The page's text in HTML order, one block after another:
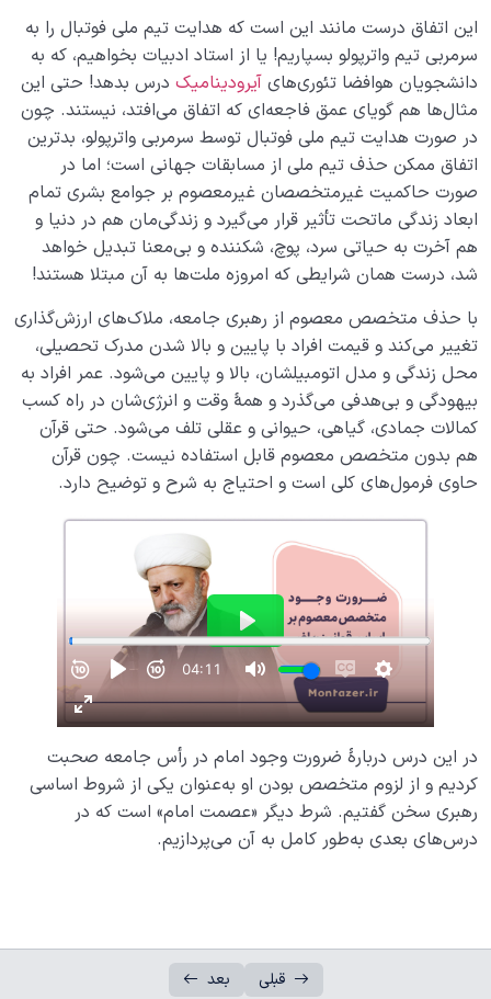
این اتفاق درست مانند این است که هدایت تیم ملی فوتبال را به
سرمربی تیم واترپولو بسپاریم! یا از استاد ادبیات بخواهیم، که به
دانشجویان هوافضا تئوری‌های آیرودینامیک درس بدهد! حتی این
مثال‌ها هم گویای عمق فاجعه‌ای که اتفاق می‌افتد، نیستند. چون
در صورت هدایت تیم ملی فوتبال توسط سرمربی واترپولو، بدترین
اتفاق ممکن حذف تیم ملی از مسابقات جهانی است؛ اما در
صورت حاکمیت غیرمتخصصان غیرمعصوم بر جوامع بشری تمام
ابعاد زندگی ماتحت تأثیر قرار می‌گیرد و زندگی‌مان هم در دنیا و
هم آخرت به حیاتی سرد، پوچ، شکننده و بی‌معنا تبدیل خواهد
شد، درست همان شرایطی که امروزه ملت‌ها به آن مبتلا هستند!
با حذف متخصص معصوم از رهبری جامعه، ملاک‌های ارزش‌گذاری
تغییر می‌کند و قیمت افراد با پایین و بالا شدن مدرک تحصیلی،
محل زندگی و مدل اتومبیلشان، بالا و پایین می‌شود. عمر افراد به
بیهودگی و بی‌هدفی می‌گذرد و همۀ وقت و انرژی‌شان در راه کسب
کمالات جمادی، گیاهی، حیوانی و عقلی تلف می‌شود. حتی قرآن
هم بدون متخصص معصوم قابل استفاده نیست. چون قرآن
حاوی فرمول‌های کلی است و احتیاج به شرح و توضیح دارد.
در این درس دربارۀ ضرورت وجود امام در رأس جامعه صحبت
کردیم و از لزوم متخصص بودن او به‌عنوان یکی از شروط اساسی
رهبری سخن گفتیم. شرط دیگر «عصمت امام» است که در
درس‌های بعدی به‌طور کامل به آن می‌پردازیم.
قبلی بعد